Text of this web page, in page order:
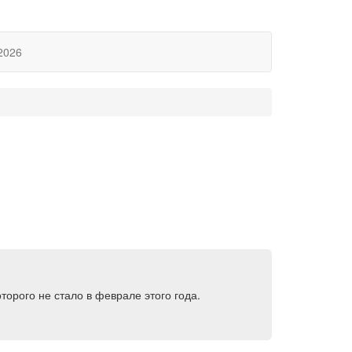
не стало в феврале этого года.